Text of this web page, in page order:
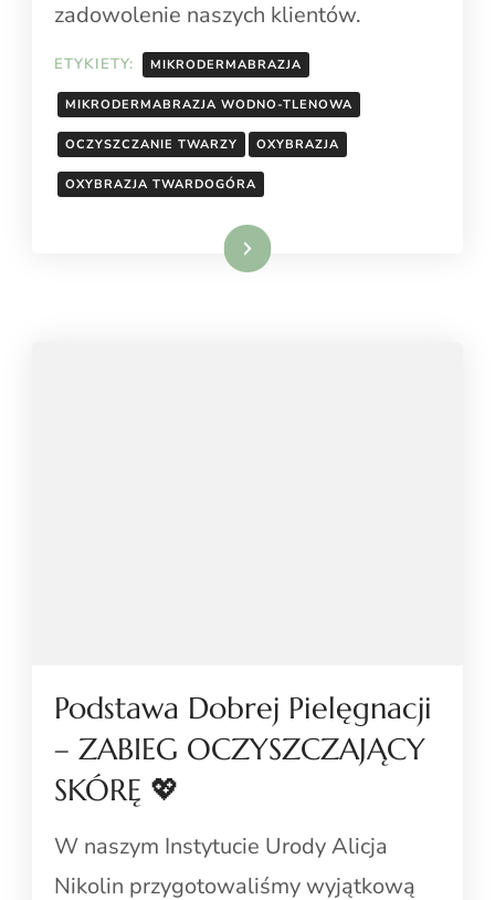
zadowolenie naszych klientów.
ETYKIETY: MIKRODERMABRAZJA
MIKRODERMABRAZJA WODNO-TLENOWA
OCZYSZCZANIE TWARZY OXYBRAZJA
OXYBRAZJA TWARDOGÓRA
Dowiedz się więcej
Podstawa Dobrej Pielęgnacji
– ZABIEG OCZYSZCZAJĄCY
SKÓRĘ 💖
W naszym Instytucie Urody Alicja
Nikolin przygotowaliśmy wyjątkową